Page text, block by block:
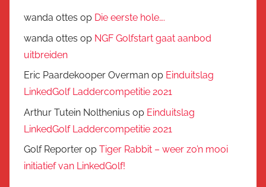
wanda ottes op Die eerste hole….
wanda ottes op NGF Golfstart gaat aanbod
uitbreiden
Eric Paardekooper Overman op Einduitslag
LinkedGolf Laddercompetitie 2021
Arthur Tutein Nolthenius op Einduitslag
LinkedGolf Laddercompetitie 2021
Golf Reporter op Tiger Rabbit – weer zo’n mooi
initiatief van LinkedGolf!